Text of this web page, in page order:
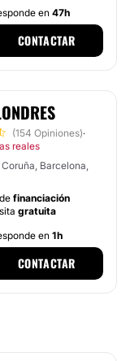
en 47h
CONTACTAR
(154 Opiniones)·
reales
Coruña, Barcelona,
financiación
gratuita
en 1h
CONTACTAR